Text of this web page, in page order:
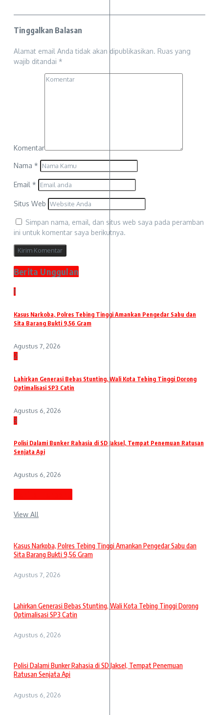
Tinggalkan Balasan
Alamat email Anda tidak akan dipublikasikan. Ruas yang
wajib ditandai *
Komentar
Nama *
Email *
Situs Web
Simpan nama, email, dan situs web saya pada peramban
ini untuk komentar saya berikutnya.
Berita Unggulan
1
Kasus Narkoba, Polres Tebing Tinggi Amankan Pengedar Sabu dan
Sita Barang Bukti 9,56 Gram
Agustus 7, 2026
2
Lahirkan Generasi Bebas Stunting, Wali Kota Tebing Tinggi Dorong
Optimalisasi SP3 Catin
Agustus 6, 2026
3
Polisi Dalami Bunker Rahasia di SD Jaksel, Tempat Penemuan Ratusan
Senjata Api
Agustus 6, 2026
View All
Kasus Narkoba, Polres Tebing Tinggi Amankan Pengedar Sabu dan
Sita Barang Bukti 9,56 Gram
Agustus 7, 2026
Lahirkan Generasi Bebas Stunting, Wali Kota Tebing Tinggi Dorong
Optimalisasi SP3 Catin
Agustus 6, 2026
Polisi Dalami Bunker Rahasia di SD Jaksel, Tempat Penemuan
Ratusan Senjata Api
Agustus 6, 2026